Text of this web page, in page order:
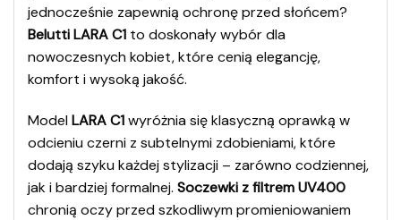
jednocześnie zapewnią ochronę przed słońcem?
Belutti LARA C1 to doskonały wybór dla
nowoczesnych kobiet, które cenią elegancję,
komfort i wysoką jakość.
ModelLARA C1wyróżnia się klasyczną oprawką w
odcieniu czerni z subtelnymi zdobieniami, które
dodają szyku każdej stylizacji – zarówno codziennej,
jak i bardziej formalnej. Soczewki z filtrem UV400
chronią oczy przed szkodliwym promieniowaniem